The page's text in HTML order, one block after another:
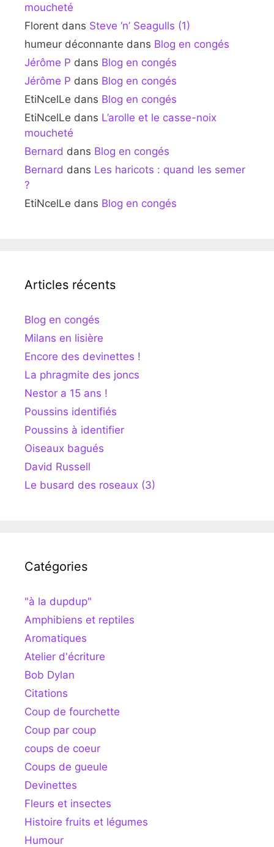
moucheté
Florent dans Steve ‘n’ Seagulls (1)
humeur déconnante dans Blog en congés
Jérôme P dans Blog en congés
Jérôme P dans Blog en congés
EtiNcelLe dans Blog en congés
EtiNcelLe dans L’arolle et le casse-noix
moucheté
Bernard dans Blog en congés
Bernard dans Les haricots : quand les semer
?
EtiNcelLe dans Blog en congés
Articles récents
Blog en congés
Milans en lisière
Encore des devinettes !
La phragmite des joncs
Nestor a 15 ans !
Poussins identifiés
Poussins à identifier
Oiseaux bagués
David Russell
Le busard des roseaux (3)
Catégories
"à la dupdup"
Amphibiens et reptiles
Aromatiques
Atelier d'écriture
Bob Dylan
Citations
Coup de fourchette
Coup par coup
coups de coeur
Coups de gueule
Devinettes
Fleurs et insectes
Histoire fruits et légumes
Humour